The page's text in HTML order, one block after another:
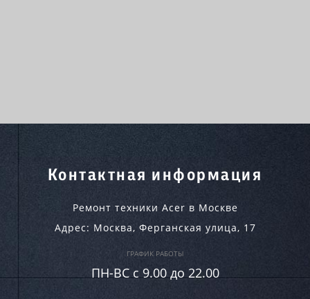
Контактная информация
Ремонт техники Acer в Москве
Адрес: Москва, Ферганская улица, 17
ГРАФИК РАБОТЫ
ПН-ВC c 9.00 до 22.00